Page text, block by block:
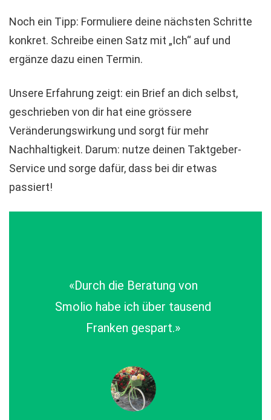
Noch ein Tipp: Formuliere deine nächsten Schritte
konkret. Schreibe einen Satz mit „Ich“ auf und
ergänze dazu einen Termin.
Unsere Erfahrung zeigt: ein Brief an dich selbst,
geschrieben von dir hat eine grössere
Veränderungswirkung und sorgt für mehr
Nachhaltigkeit. Darum: nutze deinen Taktgeber-
Service und sorge dafür, dass bei dir etwas
passiert!
«Durch die Beratung von
Smolio habe ich über tausend
Franken gespart.»